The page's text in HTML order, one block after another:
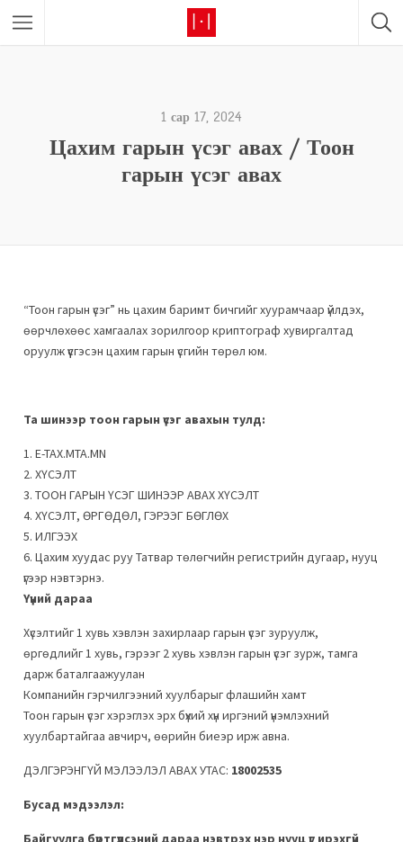
1 сар 17, 2024
Цахим гарын үсэг авах / Тоон
гарын үсэг авах
“Тоон гарын үсэг” нь цахим баримт бичгийг хуурамчаар үйлдэх,
өөрчлөхөөс хамгаалах зорилгоор криптограф хувиргалтад
оруулж үүсгэсэн цахим гарын үсгийн төрөл юм.
Та шинээр тоон гарын үсэг авахын тулд:
1. E-TAX.MTA.MN
2. ХҮСЭЛТ
3. ТООН ГАРЫН ҮСЭГ ШИНЭЭР АВАХ ХҮСЭЛТ
4. ХҮСЭЛТ, ӨРГӨДӨЛ, ГЭРЭЭГ БӨГЛӨХ
5. ИЛГЭЭХ
6. Цахим хуудас руу Татвар төлөгчийн регистрийн дугаар, нууц
үгээр нэвтэрнэ.
Үүний дараа
Хүсэлтийг 1 хувь хэвлэн захирлаар гарын үсэг зуруулж,
өргөдлийг 1 хувь, гэрээг 2 хувь хэвлэн гарын үсэг зурж, тамга
дарж баталгаажуулан
Компанийн гэрчилгээний хуулбарыг флашийн хамт
Тоон гарын үсэг хэрэглэх эрх бүхий хүн иргэний үнэмлэхний
хуулбартайгаа авчирч, өөрийн биеэр ирж авна.
ДЭЛГЭРЭНГҮЙ МЭЛЭЭЛЭЛ АВАХ УТАС: 18002535
Бусад мэдээлэл:
Байгуулга бүртгүүлсэний дараа нэвтрэх нэр нууц үг ирэхгүй